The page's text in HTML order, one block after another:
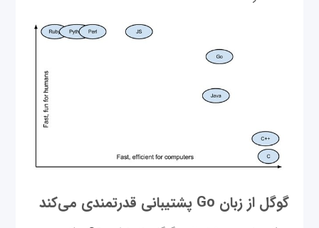
گوگل از زبان Go پشتیبانی قدرتمندی می‌کند